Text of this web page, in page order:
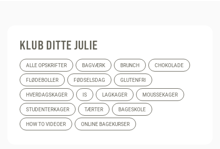
KLUB DITTE JULIE
ALLE OPSKRIFTER BAGVÆRK BRUNCH CHOKOLADE
FLØDEBOLLER FØDSELSDAG GLUTENFRI
HVERDAGSKAGER IS LAGKAGER MOUSSEKAGER
STUDENTERKAGER TÆRTER BAGESKOLE
HOW TO VIDEOER ONLINE BAGEKURSER